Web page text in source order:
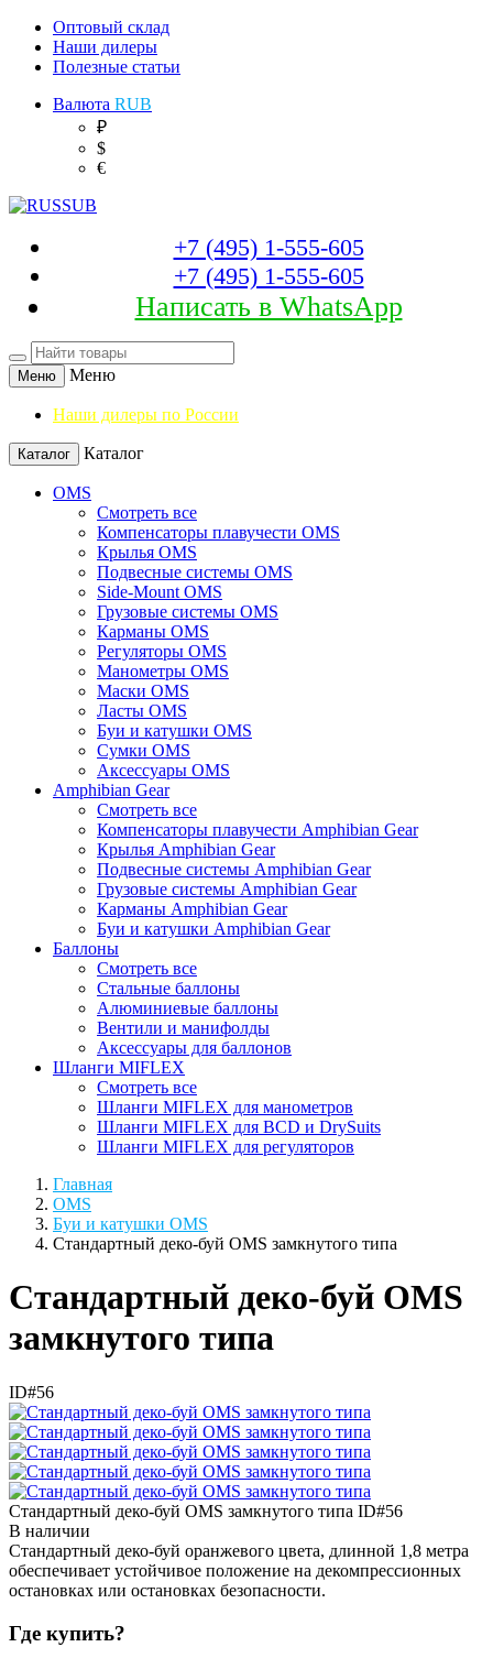
Оптовый склад
Наши дилеры
Полезные статьи
Валюта RUB
₽
$
€
+7 (495) 1-555-605
+7 (495) 1-555-605
Написать в WhatsApp
Меню Меню
Наши дилеры по России
Каталог Каталог
OMS
Смотреть все
Компенсаторы плавучести OMS
Крылья OMS
Подвесные системы OMS
Side-Mount OMS
Грузовые системы OMS
Карманы OMS
Регуляторы OMS
Манометры OMS
Маски OMS
Ласты OMS
Буи и катушки OMS
Сумки OMS
Аксессуары OMS
Amphibian Gear
Смотреть все
Компенсаторы плавучести Amphibian Gear
Крылья Amphibian Gear
Подвесные системы Amphibian Gear
Грузовые системы Amphibian Gear
Карманы Amphibian Gear
Буи и катушки Amphibian Gear
Баллоны
Смотреть все
Стальные баллоны
Алюминиевые баллоны
Вентили и манифолды
Аксессуары для баллонов
Шланги MIFLEX
Смотреть все
Шланги MIFLEX для манометров
Шланги MIFLEX для BCD и DrySuits
Шланги MIFLEX для регуляторов
Главная
OMS
Буи и катушки OMS
Стандартный деко-буй OMS замкнутого типа
Стандартный деко-буй OMS
замкнутого типа
ID#56
Стандартный деко-буй OMS замкнутого типа ID#56
В наличии
Стандартный деко-буй оранжевого цвета, длинной 1,8 метра
обеспечивает устойчивое положение на декомпрессионных
остановках или остановках безопасности.
Где купить?